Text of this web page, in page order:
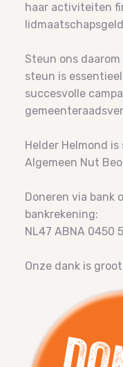
haar activiteiten
Steun ons
steun is
succesvolle
Helder Helmond
Algemeen Nut
Doneren via bank
bankrekening:
NL47 ABNA 0450
Onze dank is